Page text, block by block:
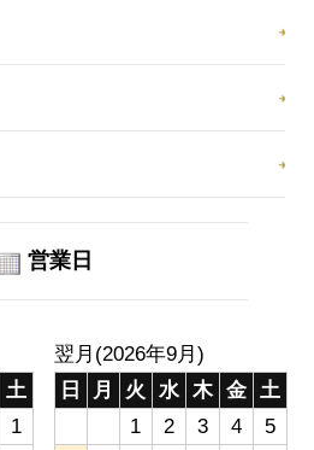
営業日
土
1
翌月(2026年9月)
日
月 火 水 木 金
土
1
2 3 4
5